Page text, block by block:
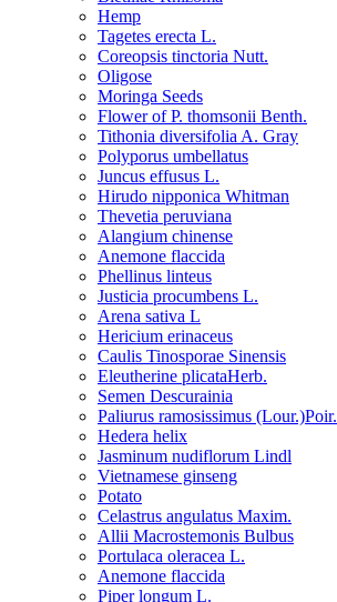
Hemp
Tagetes erecta L.
Coreopsis tinctoria Nutt.
Oligose
Moringa Seeds
Flower of P. thomsonii Benth.
Tithonia diversifolia A. Gray
Polyporus umbellatus
Juncus effusus L.
Hirudo nipponica Whitman
Thevetia peruviana
Alangium chinense
Anemone flaccida
Phellinus linteus
Justicia procumbens L.
Arena sativa L
Hericium erinaceus
Caulis Tinosporae Sinensis
Eleutherine plicataHerb.
Semen Descurainia
Paliurus ramosissimus (Lour.)Poir.
Hedera helix
Jasminum nudiflorum Lindl
Vietnamese ginseng
Potato
Celastrus angulatus Maxim.
Allii Macrostemonis Bulbus
Portulaca oleracea L.
Anemone flaccida
Piper longum L.